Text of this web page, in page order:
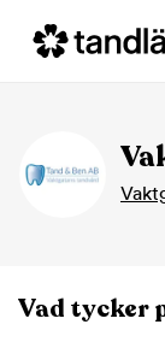
Vad tycker